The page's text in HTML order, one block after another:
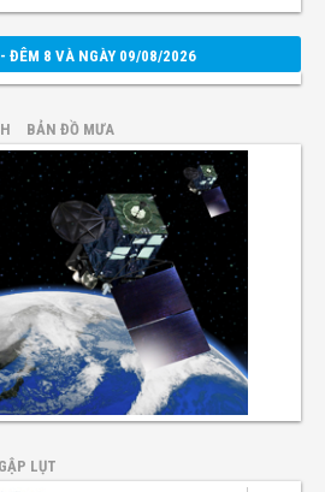
ĐÊM 8 VÀ NGÀY 09/08/2026
BẢN ĐỒ MƯA
LỤT